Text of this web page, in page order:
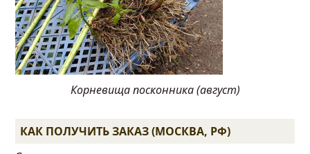
Корневища посконника (август)
КАК ПОЛУЧИТЬ ЗАКАЗ (МОСКВА, РФ)